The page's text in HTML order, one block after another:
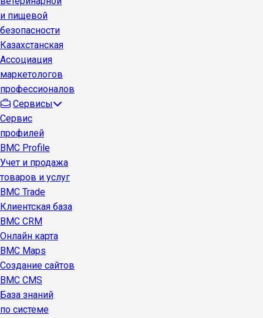
и пищевой
безопасности
Казахстанская
Ассоциация
маркетологов
профессионалов
Сервисы
Сервис
профилей
BMC Profile
Учет и продажа
товаров и услуг
BMC Trade
Клиентская база
BMC CRM
Онлайн карта
BMC Maps
Создание сайтов
BMC CMS
База знаний
по системе